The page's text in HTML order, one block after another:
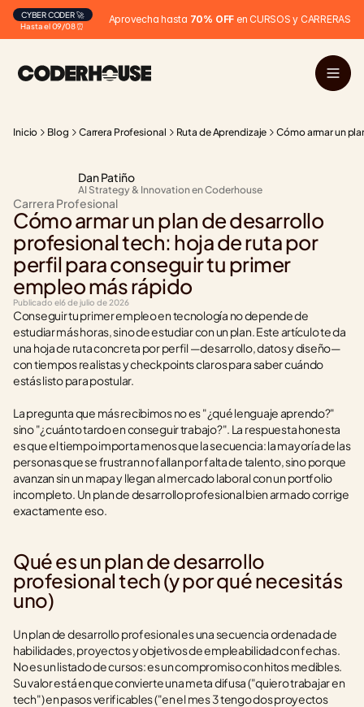
Hasta el 09/08 ⏰
CYBER CODER 🚀 Aprovecha hasta 70% OFF en CURSOS y CARRERAS
Inicio Blog Carrera Profesional Ruta de Aprendizaje Cómo armar un
Dan Patiño
AI Strategy & Innovation en Coderhouse
Carrera Profesional
Cómo armar un plan de desarrollo
profesional tech: hoja de ruta por
perfil para conseguir tu primer
empleo más rápido
Publicado el6 de julio de 2026
Conseguir tu primer empleo en tecnología no depende de
estudiar más horas, sino de estudiar con un plan. Este artículo te da
una hoja de ruta concreta por perfil —desarrollo, datos y diseño—
con tiempos realistas y checkpoints claros para saber cuándo
estás listo para postular.
La pregunta que más recibimos no es "¿qué lenguaje aprendo?"
sino "¿cuánto tardo en conseguir trabajo?". La respuesta honesta
es que el tiempo importa menos que la secuencia: la mayoría de las
personas que se frustran no fallan por falta de talento, sino porque
avanzan sin un mapa y llegan al mercado laboral con un portfolio
incompleto. Un plan de desarrollo profesional bien armado corrige
exactamente eso.
Qué es un plan de desarrollo
profesional tech (y por qué necesitás
uno)
Un plan de desarrollo profesional es una secuencia ordenada de
habilidades, proyectos y objetivos de empleabilidad con fechas.
No es un listado de cursos: es un compromiso con hitos medibles.
Su valor está en que convierte una meta difusa ("quiero trabajar en
tech") en pasos verificables ("en el mes 3 tengo dos proyectos